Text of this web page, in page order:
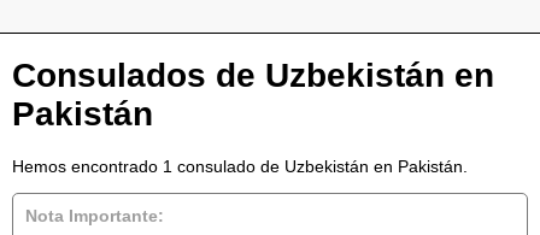
Consulados de Uzbekistán en
Pakistán
Hemos encontrado 1 consulado de Uzbekistán en Pakistán.
Nota Importante: